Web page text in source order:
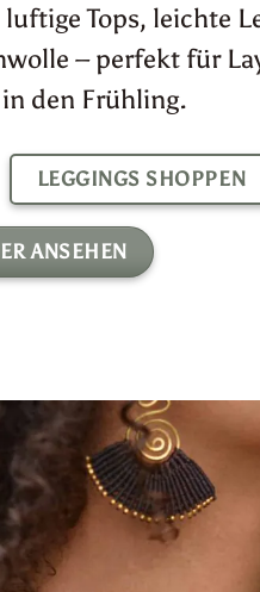
Tops, leichte
– perfekt für
den Frühling.
LEGGINGS SHOPPEN
ANSEHEN